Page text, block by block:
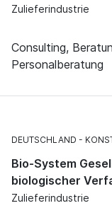
Zulieferindustrie
Consulting,
Personalberatung
DEUTSCHLAND
Bio-System
biologischer
Zulieferindustrie